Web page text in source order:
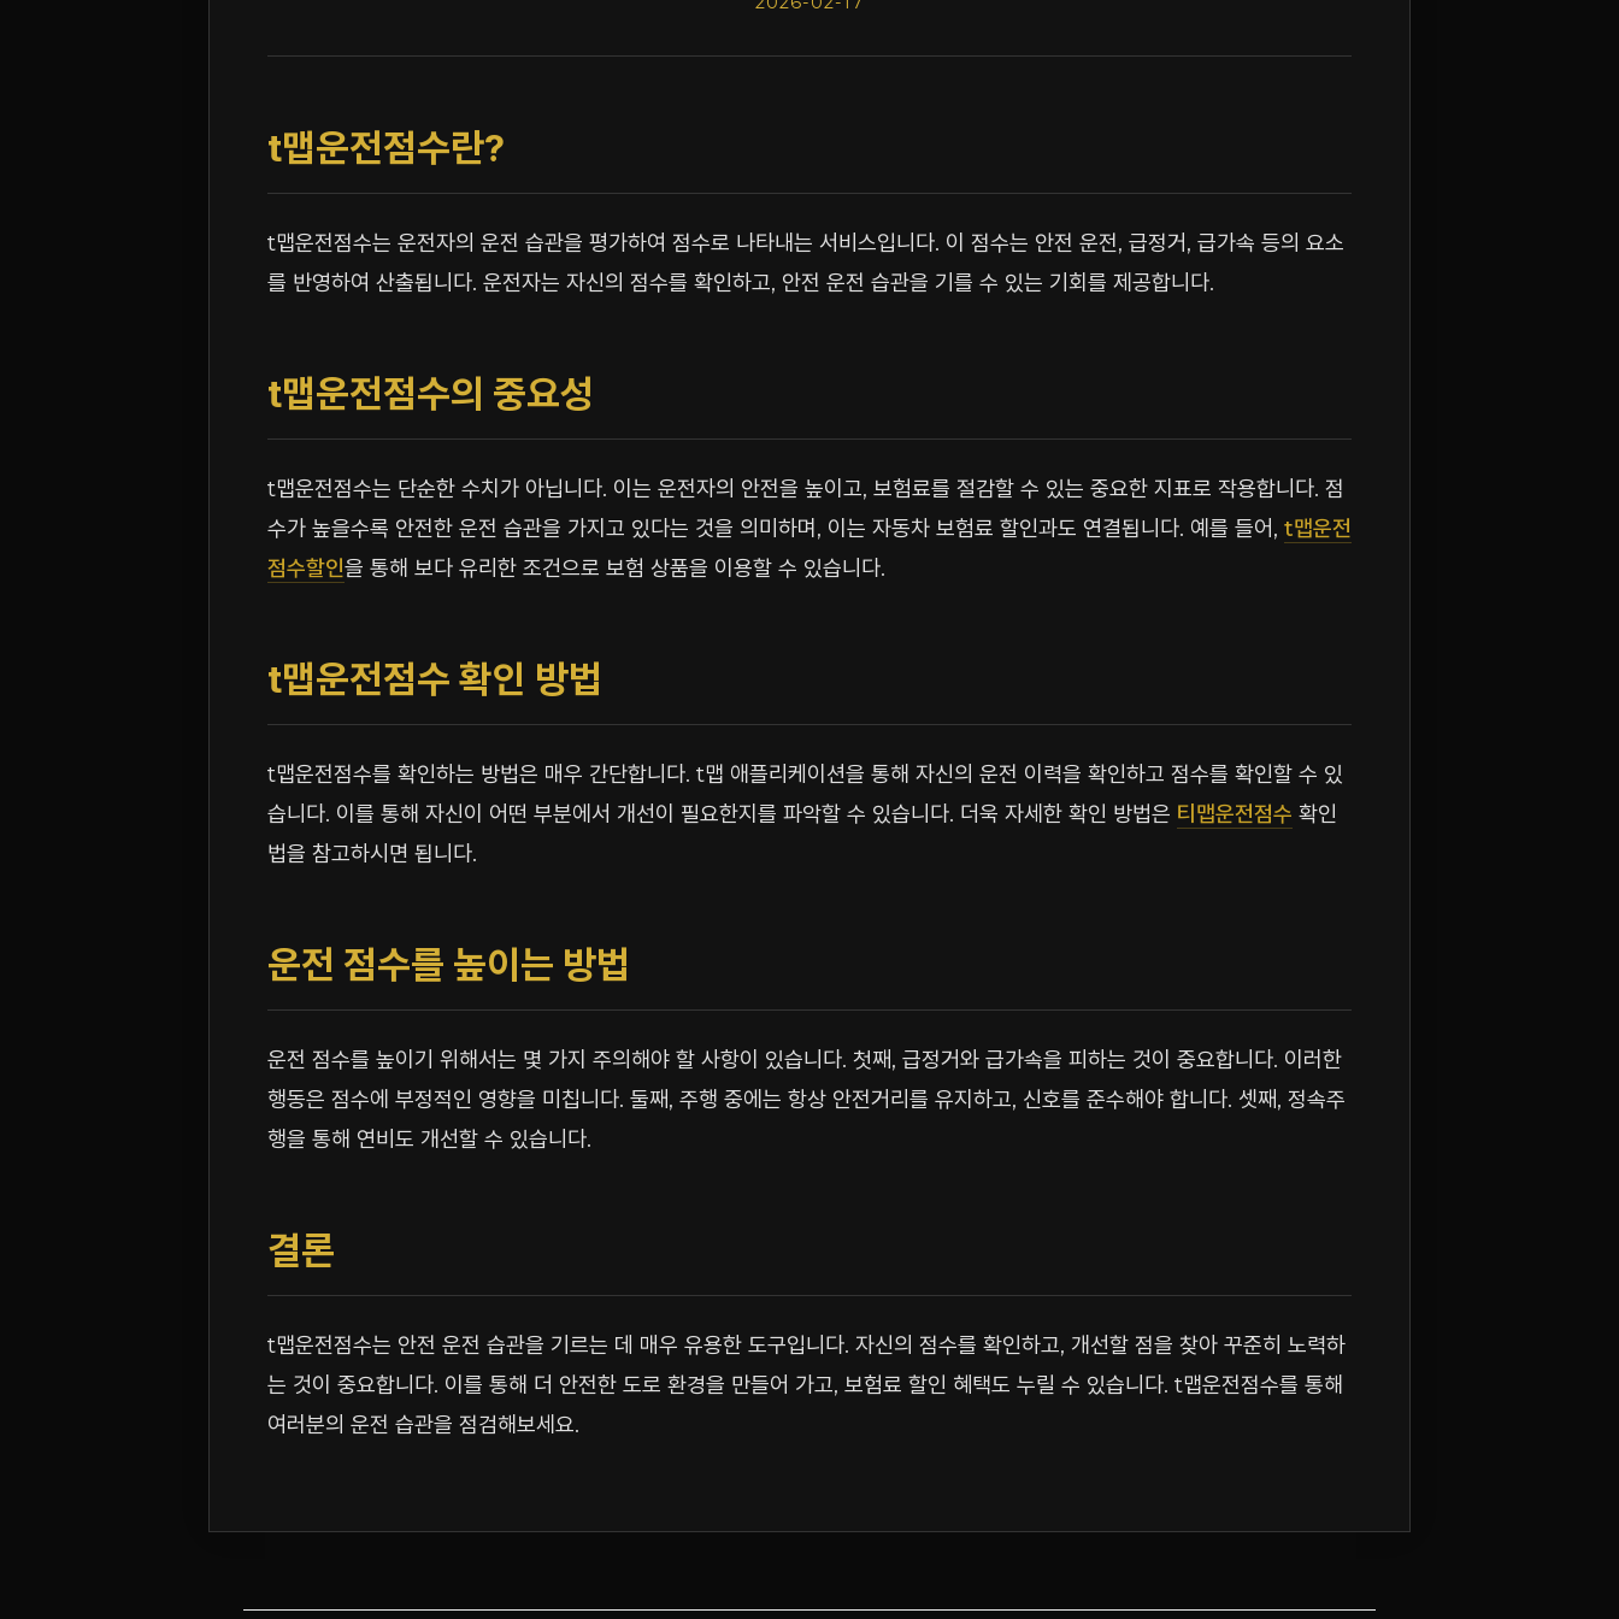
t맵운전점수란?
t맵운전점수는 운전자의 운전 습관을 평가하여 점수로 나타내는 서비스입니다. 이 점수는 안전 운전, 급정거, 급가속 등의 요소
를 반영하여 산출됩니다. 운전자는 자신의 점수를 확인하고, 안전 운전 습관을 기를 수 있는 기회를 제공합니다.
t맵운전점수의 중요성
t맵운전점수는 단순한 수치가 아닙니다. 이는 운전자의 안전을 높이고, 보험료를 절감할 수 있는 중요한 지표로 작용합니다. 점
수가 높을수록 안전한 운전 습관을 가지고 있다는 것을 의미하며, 이는 자동차 보험료 할인과도 연결됩니다. 예를 들어, t맵운전
점수할인을 통해 보다 유리한 조건으로 보험 상품을 이용할 수 있습니다.
t맵운전점수 확인 방법
t맵운전점수를 확인하는 방법은 매우 간단합니다. t맵 애플리케이션을 통해 자신의 운전 이력을 확인하고 점수를 확인할 수 있
습니다. 이를 통해 자신이 어떤 부분에서 개선이 필요한지를 파악할 수 있습니다. 더욱 자세한 확인 방법은 티맵운전점수 확인
법을 참고하시면 됩니다.
운전 점수를 높이는 방법
운전 점수를 높이기 위해서는 몇 가지 주의해야 할 사항이 있습니다. 첫째, 급정거와 급가속을 피하는 것이 중요합니다. 이러한
행동은 점수에 부정적인 영향을 미칩니다. 둘째, 주행 중에는 항상 안전거리를 유지하고, 신호를 준수해야 합니다. 셋째, 정속주
행을 통해 연비도 개선할 수 있습니다.
결론
t맵운전점수는 안전 운전 습관을 기르는 데 매우 유용한 도구입니다. 자신의 점수를 확인하고, 개선할 점을 찾아 꾸준히 노력하
는 것이 중요합니다. 이를 통해 더 안전한 도로 환경을 만들어 가고, 보험료 할인 혜택도 누릴 수 있습니다. t맵운전점수를 통해
여러분의 운전 습관을 점검해보세요.